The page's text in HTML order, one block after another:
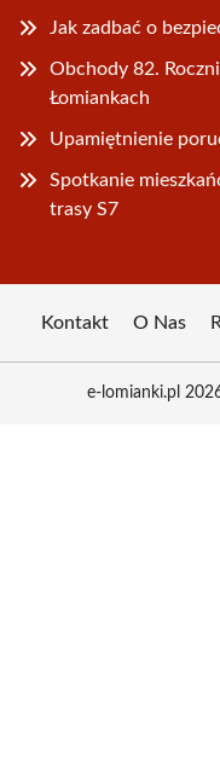
Jak zadbać o
Obchody 82.
Łomiankach
Upamiętnienie
Spotkanie
trasy S7
Kontakt O Nas
e-lomianki.pl